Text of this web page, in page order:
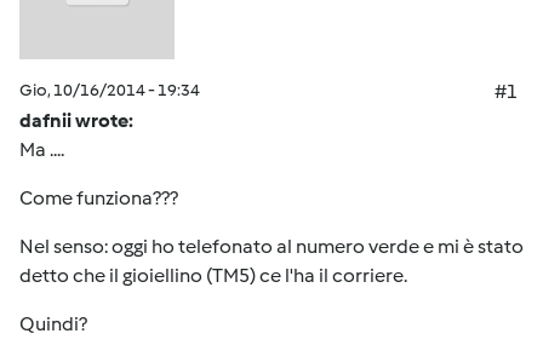
Gio, 10/16/2014 - 19:34
#1
dafnii wrote:
Ma ....
Come funziona???
Nel senso: oggi ho telefonato al numero verde e mi è stato
detto che il gioiellino (TM5) ce l'ha il corriere.
Quindi?